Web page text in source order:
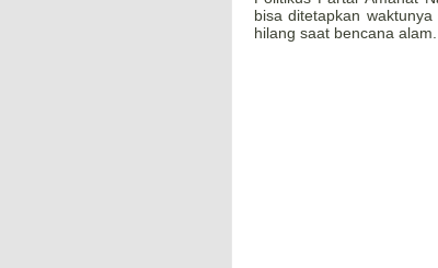
bisa ditetapkan
hilang saat bencana alam.